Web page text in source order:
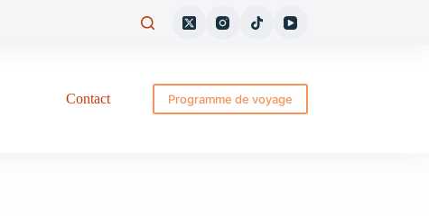
Contact Programme de voyage